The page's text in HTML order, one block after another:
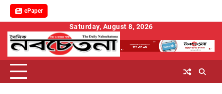
ePaper
content
Saturday, August 8, 2026